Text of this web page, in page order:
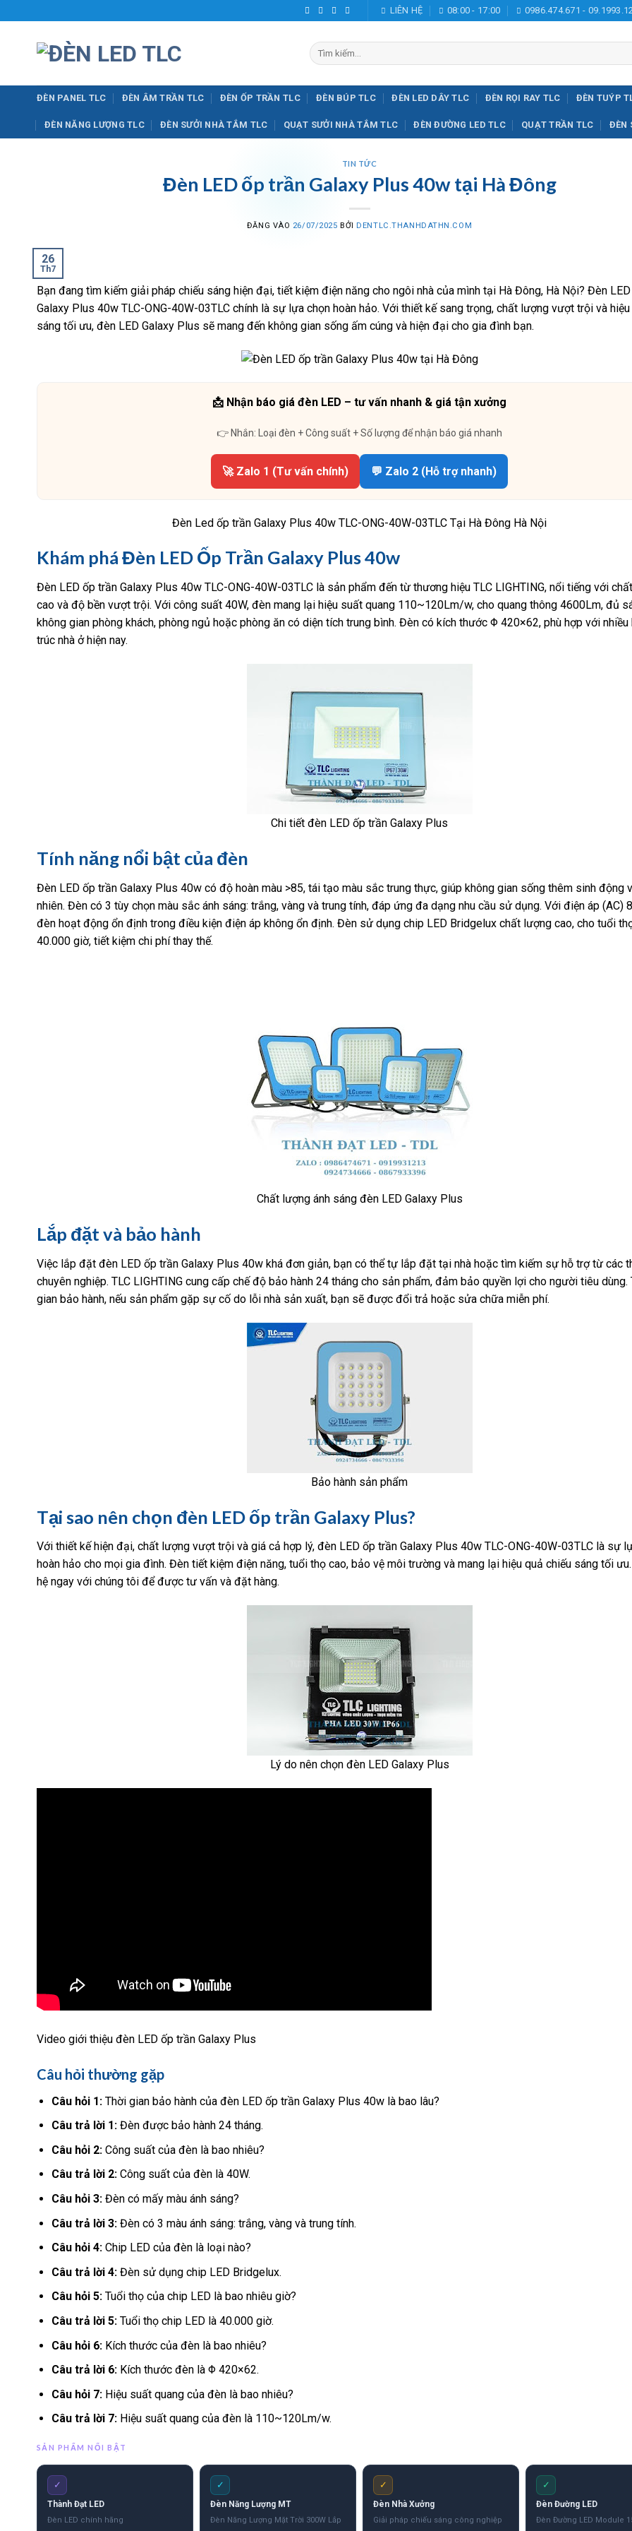
qua
LIÊN HỆ 08:00 - 17:00 0986.474.671 -
Tìm
kiếm:
ĐÈN PANEL TLC ĐÈN ÂM TRẦN TLC ĐÈN ỐP TRẦN TLC ĐÈN BÚP TLC ĐÈN LED DÂY TLC ĐÈN RỌI RAY TLC ĐÈN TUÝP
ĐÈN NĂNG LƯỢNG TLC ĐÈN SƯỞI NHÀ TẮM TLC QUẠT SƯỞI NHÀ TẮM TLC ĐÈN ĐƯỜNG LED TLC QUẠT TRẦN TLC ĐÈN
TIN TỨC
Đèn LED ốp trần Galaxy Plus 40w tại Hà Đông
ĐĂNG VÀO 26/07/2025 BỞI DENTLC.THANHDATHN.COM
26
Th7
Bạn đang tìm kiếm giải pháp chiếu sáng hiện đại, tiết kiệm điện năng cho ngôi nhà của mình tại Hà Đông, Hà Nội? Đèn
Galaxy Plus 40w TLC-ONG-40W-03TLC chính là sự lựa chọn hoàn hảo. Với thiết kế sang trọng, chất lượng vượt trội và
sáng tối ưu, đèn LED Galaxy Plus sẽ mang đến không gian sống ấm cúng và hiện đại cho gia đình bạn.
📩 Nhận báo giá đèn LED – tư vấn nhanh & giá tận xưởng
👉 Nhắn: Loại đèn + Công suất + Số lượng để nhận báo giá nhanh
🚀 Zalo 1 (Tư vấn chính) 💬 Zalo 2 (Hỗ trợ nhanh)
Đèn Led ốp trần Galaxy Plus 40w TLC-ONG-40W-03TLC Tại Hà Đông Hà Nội
Khám phá Đèn LED Ốp Trần Galaxy Plus 40w
Đèn LED ốp trần Galaxy Plus 40w TLC-ONG-40W-03TLC là sản phẩm đến từ thương hiệu TLC LIGHTING, nổi tiếng với
cao và độ bền vượt trội. Với công suất 40W, đèn mang lại hiệu suất quang 110~120Lm/w, cho quang thông 4600Lm, đủ
không gian phòng khách, phòng ngủ hoặc phòng ăn có diện tích trung bình. Đèn có kích thước Φ 420×62, phù hợp với nhiều
trúc nhà ở hiện nay.
Chi tiết đèn LED ốp trần Galaxy Plus
Tính năng nổi bật của đèn
Đèn LED ốp trần Galaxy Plus 40w có độ hoàn màu >85, tái tạo màu sắc trung thực, giúp không gian sống thêm sinh động
nhiên. Đèn có 3 tùy chọn màu sắc ánh sáng: trắng, vàng và trung tính, đáp ứng đa dạng nhu cầu sử dụng. Với điện áp (AC)
đèn hoạt động ổn định trong điều kiện điện áp không ổn định. Đèn sử dụng chip LED Bridgelux chất lượng cao, cho tuổi
40.000 giờ, tiết kiệm chi phí thay thế.
Chất lượng ánh sáng đèn LED Galaxy Plus
Lắp đặt và bảo hành
Việc lắp đặt đèn LED ốp trần Galaxy Plus 40w khá đơn giản, bạn có thể tự lắp đặt tại nhà hoặc tìm kiếm sự hỗ trợ từ các
chuyên nghiệp. TLC LIGHTING cung cấp chế độ bảo hành 24 tháng cho sản phẩm, đảm bảo quyền lợi cho người tiêu dùng.
gian bảo hành, nếu sản phẩm gặp sự cố do lỗi nhà sản xuất, bạn sẽ được đổi trả hoặc sửa chữa miễn phí.
Bảo hành sản phẩm
Tại sao nên chọn đèn LED ốp trần Galaxy Plus?
Với thiết kế hiện đại, chất lượng vượt trội và giá cả hợp lý, đèn LED ốp trần Galaxy Plus 40w TLC-ONG-40W-03TLC là sự
hoàn hảo cho mọi gia đình. Đèn tiết kiệm điện năng, tuổi thọ cao, bảo vệ môi trường và mang lại hiệu quả chiếu sáng tối
hệ ngay với chúng tôi để được tư vấn và đặt hàng.
Lý do nên chọn đèn LED Galaxy Plus
Video giới thiệu đèn LED ốp trần Galaxy Plus
Câu hỏi thường gặp
Câu hỏi 1:Thời gian bảo hành của đèn LED ốp trần Galaxy Plus 40w là bao lâu?
Câu trả lời 1:Đèn được bảo hành 24 tháng.
Câu hỏi 2:Công suất của đèn là bao nhiêu?
Câu trả lời 2:Công suất của đèn là 40W.
Câu hỏi 3:Đèn có mấy màu ánh sáng?
Câu trả lời 3:Đèn có 3 màu ánh sáng: trắng, vàng và trung tính.
Câu hỏi 4:Chip LED của đèn là loại nào?
Câu trả lời 4:Đèn sử dụng chip LED Bridgelux.
Câu hỏi 5:Tuổi thọ của chip LED là bao nhiêu giờ?
Câu trả lời 5:Tuổi thọ chip LED là 40.000 giờ.
Câu hỏi 6:Kích thước của đèn là bao nhiêu?
Câu trả lời 6:Kích thước đèn là Φ 420×62.
Câu hỏi 7:Hiệu suất quang của đèn là bao nhiêu?
Câu trả lời 7:Hiệu suất quang của đèn là 110~120Lm/w.
SẢN PHẨM NỔI BẬT
✓
Thành Đạt LED
Đèn LED chính hãng
✓
Đèn Năng Lượng MT
Đèn Năng Lượng Mặt Trời 300W Lắp
✓
Đèn Nhà Xưởng
Giải pháp chiếu sáng công nghiệp
✓
Đèn Đường LED
Đèn Đường LED Module